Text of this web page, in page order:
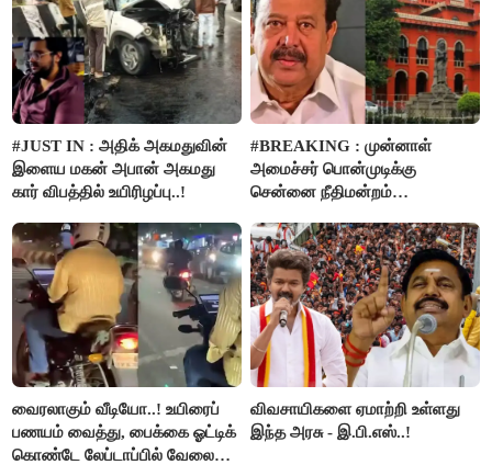
#JUST IN : அதிக் அகமதுவின்
இளைய மகன் அபான் அகமது
கார் விபத்தில் உயிரிழப்பு..!
#BREAKING : முன்னாள்
அமைச்சர் பொன்முடிக்கு
சென்னை நீதிமன்றம்
வைரலாகும் வீடியோ..! உயிரைப்
பணயம் வைத்து, பைக்கை ஓட்டிக்
கொண்டே லேப்டாப்பில் வேலை
விவசாயிகளை ஏமாற்றி உள்ளது
இந்த அரசு - இ.பி.எஸ்..!